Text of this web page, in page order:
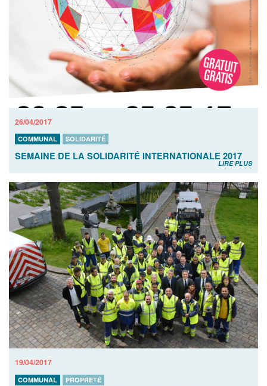
26/04/2017
COMMUNAL SOLIDARITÉ
SEMAINE DE LA SOLIDARITÉ INTERNATIONALE 2017
LIRE PLUS
19/04/2017
COMMUNAL PROPRETÉ